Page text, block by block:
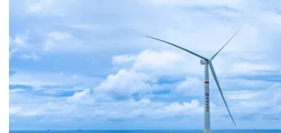
Đình Bắc gây thất vọng trước
Singapore, điều gì đang xảy ra với
tuyển Việt Nam?
01/08/2026 03:00